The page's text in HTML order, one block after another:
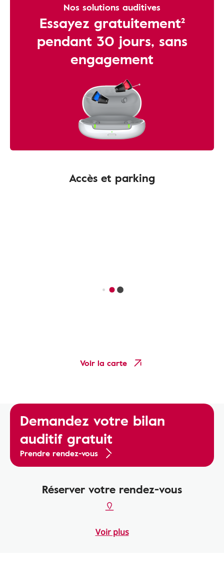
Nos solutions auditives
Essayez gratuitement²
pendant 30 jours, sans
engagement
Accès et parking
Voir la carte
Demandez votre bilan
auditif gratuit
Prendre rendez-vous
Réserver votre rendez-vous
Voir plus